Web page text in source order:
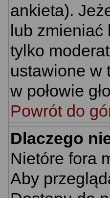
ankieta).
lub zmieniać
tylko
ustawione w
w połowie
Powrót do
Dlaczego
Nietóre fora
Aby